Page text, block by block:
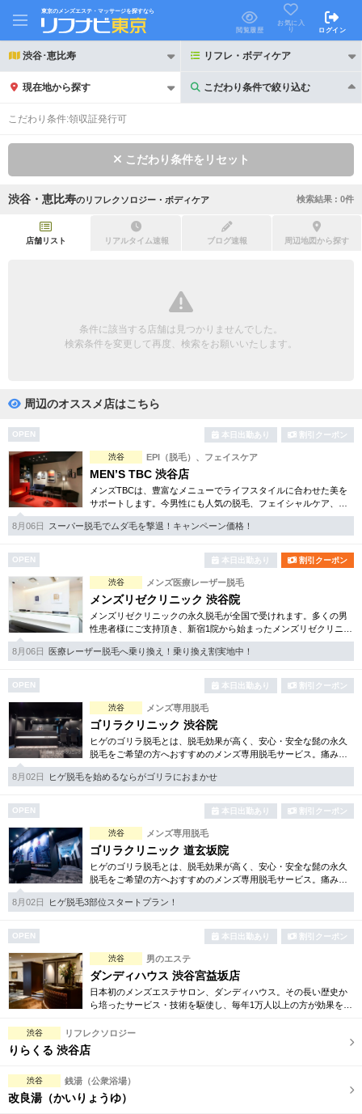
東京のメンズエステ・マッサージを探すなら
閲覧履歴
お気に入
り
ログイン
渋谷･恵比寿 リフレ・ボディケア
現在地から探す こだわり条件で絞り込む
こだわり条件で絞り込む
初回割引あり リピーター割引あり
団体様歓迎
ペアルームあり
フットバスあり 岩盤浴あり
専用駐車場あり 有資格者在籍
日本人スタッフのみ 女性スタッフのみ
スタッフ指名可 Ｗセラピスト
駅から徒歩5分以内
こだわり条件を変更
閉じる
こだわり条件:領収証発行可
こだわり条件をリセット
渋谷・恵比寿のリフレクソロジー・ボディケア 検索結果 : 0件
店舗リスト リアルタイム速報 ブログ速報 周辺地図から探す
条件に該当する店舗は見つかりませんでした。
検索条件を変更して再度、検索をお願いいたします。
周辺のオススメ店はこちら
OPEN 本日出勤あり 割引クーポン
渋谷 EPI（脱毛）、フェイスケア
MEN’S TBC 渋谷店
メンズTBCは、豊富なメニューでライフスタイルに合わせた美を
サポートします。今男性にも人気の脱毛、フェイシャルケア、引
き締め他、各種お得な体験コースもご用意。老舗ならではの技術
と実績が人気のひみつです。
8月06日 スーパー脱毛でムダ毛を撃退！キャンペーン価格！
OPEN 本日出勤あり 割引クーポン
渋谷 メンズ医療レーザー脱毛
メンズリゼクリニック 渋谷院
メンズリゼクリニックの永久脱毛が全国で受けれます。多くの男
性患者様にご支持頂き、新宿1院から始まったメンズリゼクリニッ
クが、現在では提携院含め全国10院を展開するクリニックになり
ました。
8月06日 医療レーザー脱毛へ乗り換え！乗り換え割実地中！
OPEN 本日出勤あり 割引クーポン
渋谷 メンズ専用脱毛
ゴリラクリニック 渋谷院
ヒゲのゴリラ脱毛とは、脱毛効果が高く、安心・安全な髭の永久
脱毛をご希望の方へおすすめのメンズ専用脱毛サービス。痛みに
弱い方には医療用麻酔を3種ご用意、医療認可の脱毛機のみを使
用。スキンケアも万全です。
8月02日 ヒゲ脱毛を始めるならがゴリラにおまかせ
OPEN 本日出勤あり 割引クーポン
渋谷 メンズ専用脱毛
ゴリラクリニック 道玄坂院
ヒゲのゴリラ脱毛とは、脱毛効果が高く、安心・安全な髭の永久
脱毛をご希望の方へおすすめのメンズ専用脱毛サービス。痛みに
弱い方には医療用麻酔を3種ご用意、医療認可の脱毛機のみを使
用。スキンケアも万全です。
8月02日 ヒゲ脱毛3部位スタートプラン！
OPEN 本日出勤あり 割引クーポン
渋谷 男のエステ
ダンディハウス 渋谷宮益坂店
日本初のメンズエステサロン、ダンディハウス。その長い歴史か
ら培ったサービス・技術を駆使し、毎年1万人以上の方が効果を体
ースもご用意しています。
渋谷 リフレクソロジー
りらくる 渋谷店
渋谷 銭湯（公衆浴場）
改良湯（かいりょうゆ）